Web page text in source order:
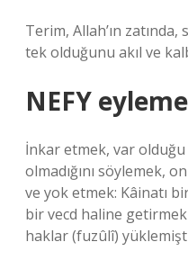
Terim, Allah’ın
tek olduğunu akıl ve
NEFY
İnkar etmek, var
olmadığını söylemek,
ve yok etmek: Kâinatı
bir vecd haline
haklar (fuzûlî)